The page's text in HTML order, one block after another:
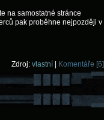
na samostatné stránce
pak proběhne nejpozději v
Zdroj: vlastní Komentáře [6]